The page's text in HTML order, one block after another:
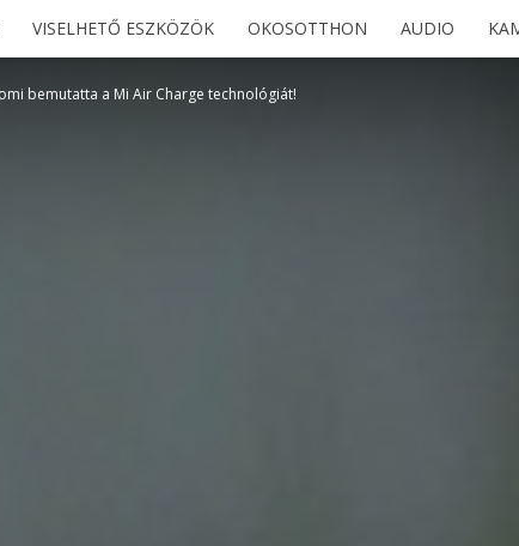
VISELHETŐ ESZKÖZÖK OKOSOTTHON AUDIO
bemutatta a Mi Air Charge technológiát!